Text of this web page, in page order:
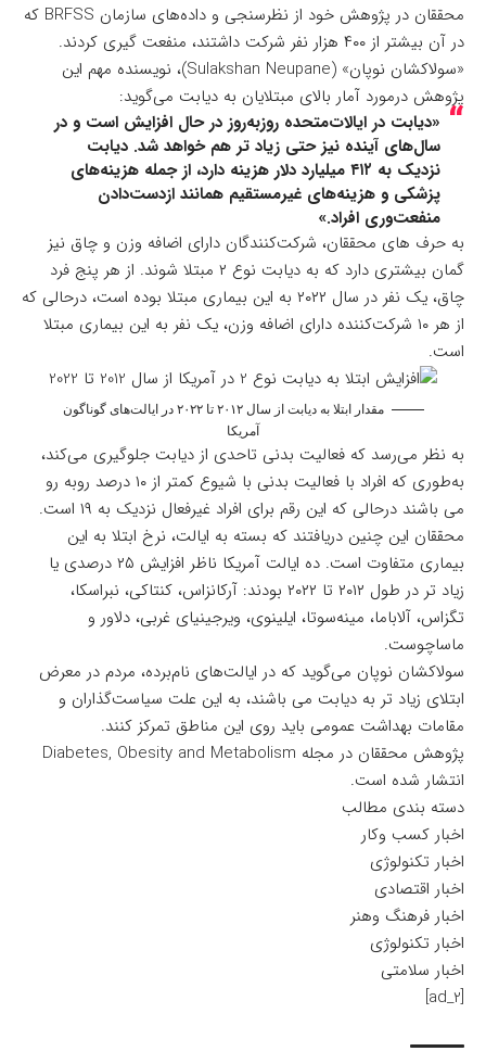
محققان در پژوهش خود از نظرسنجی و داده‌های سازمان BRFSS که
در آن بیشتر از ۴۰۰ هزار نفر شرکت داشتند، منفعت گیری کردند.
«سولاکشان نوپان» (Sulakshan Neupane)، نویسنده مهم این
پژوهش درمورد آمار بالای مبتلایان به دیابت می‌گوید:
«دیابت در ایالات‌متحده روزبه‌روز در حال افزایش است و در
سال‌های آینده نیز حتی زیاد تر هم خواهد شد. دیابت
نزدیک به ۴۱۲ میلیارد دلار هزینه دارد، از جمله هزینه‌های
پزشکی و هزینه‌های غیرمستقیم همانند ازدست‌دادن
منفعت‌وری افراد.»
به حرف های محققان، شرکت‌کنندگان دارای اضافه وزن و چاق نیز
گمان بیشتری دارد که به دیابت نوع ۲ مبتلا شوند. از هر پنج فرد
چاق، یک نفر در سال ۲۰۲۲ به این بیماری مبتلا بوده است، درحالی که
از هر ۱۰ شرکت‌کننده دارای اضافه وزن، یک نفر به این بیماری مبتلا
است.
مقدار ابتلا به دیابت از سال ۲۰۱۲ تا ۲۰۲۲ در ایالت‌های گوناگون
آمریکا
به نظر می‌رسد که فعالیت بدنی تاحدی از دیابت جلوگیری می‌کند،
به‌طوری که افراد با فعالیت بدنی با شیوع کمتر از ۱۰ درصد روبه رو
می باشند درحالی که این رقم برای افراد غیرفعال نزدیک به ۱۹ است.
محققان این چنین دریافتند که بسته به ایالت، نرخ ابتلا به این
بیماری متفاوت است. ده ایالت آمریکا ناظر افزایش ۲۵ درصدی یا
زیاد تر در طول ۲۰۱۲ تا ۲۰۲۲ بودند: آرکانزاس، کنتاکی، نبراسکا،
تگزاس، آلاباما، مینه‌سوتا، ایلینوی، ویرجینیای غربی، دلاور و
ماساچوست.
سولاکشان نوپان می‌گوید که در ایالت‌های نام‌برده، مردم در معرض
ابتلای زیاد تر به دیابت می باشند، به این علت سیاست‌گذاران و
مقامات بهداشت عمومی باید روی این مناطق تمرکز کنند.
پژوهش محققان در مجله Diabetes, Obesity and Metabolism
انتشار شده است.
دسته بندی مطالب
اخبار کسب وکار
اخبار تکنولوژی
اخبار اقتصادی
اخبار فرهنگ وهنر
اخبار تکنولوژی
اخبار سلامتی
[ad_2]